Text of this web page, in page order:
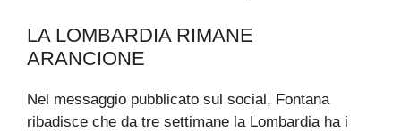
LA LOMBARDIA RIMANE
ARANCIONE
Nel messaggio pubblicato sul social, Fontana
ribadisce che da tre settimane la Lombardia ha i